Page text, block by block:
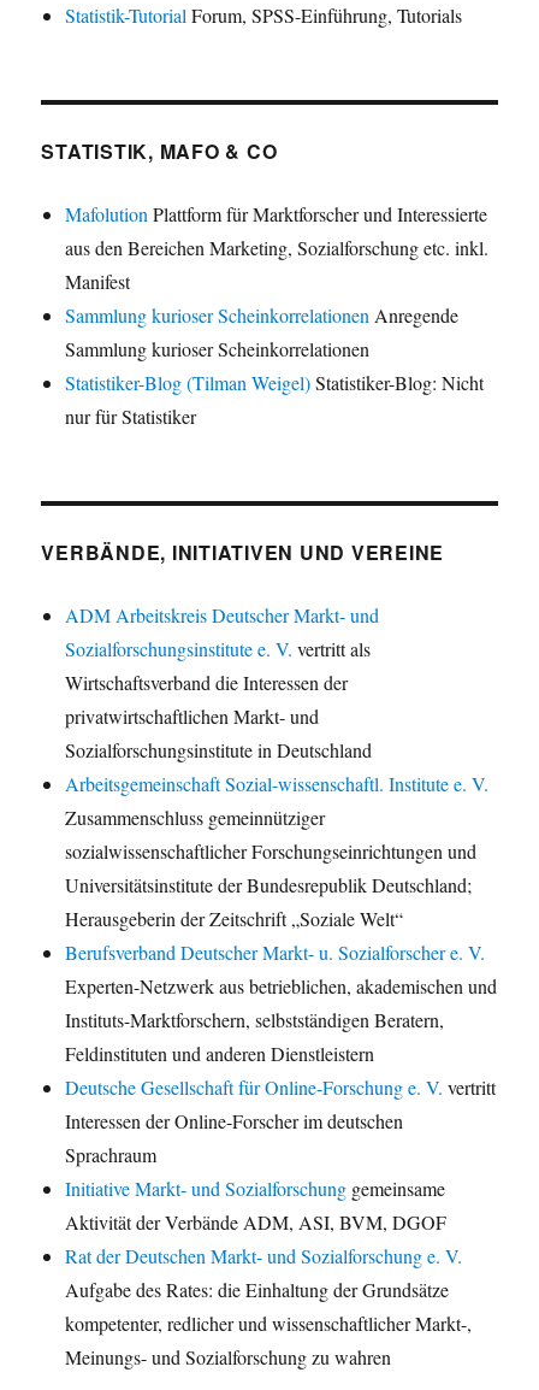
Statistik-Tutorial Forum, SPSS-Einführung, Tutorials
STATISTIK, MAFO & CO
Mafolution Plattform für Marktforscher und Interessierte
aus den Bereichen Marketing, Sozialforschung etc. inkl.
Manifest
Sammlung kurioser Scheinkorrelationen Anregende
Sammlung kurioser Scheinkorrelationen
Statistiker-Blog (Tilman Weigel)Statistiker-Blog: Nicht
nur für Statistiker
VERBÄNDE, INITIATIVEN UND VEREINE
ADM Arbeitskreis Deutscher Markt- und
Sozialforschungsinstitute e. V. vertritt als
Wirtschaftsverband die Interessen der
privatwirtschaftlichen Markt- und
Sozialforschungsinstitute in Deutschland
Arbeitsgemeinschaft Sozial-wissenschaftl. Institute e. V.
Zusammenschluss gemeinnütziger
sozialwissenschaftlicher Forschungseinrichtungen und
Universitätsinstitute der Bundesrepublik Deutschland;
Herausgeberin der Zeitschrift „Soziale Welt“
Berufsverband Deutscher Markt- u. Sozialforscher e. V.
Experten-Netzwerk aus betrieblichen, akademischen und
Instituts-Marktforschern, selbstständigen Beratern,
Feldinstituten und anderen Dienstleistern
Deutsche Gesellschaft für Online-Forschung e. V. vertritt
Interessen der Online-Forscher im deutschen
Sprachraum
Initiative Markt- und Sozialforschung gemeinsame
Aktivität der Verbände ADM, ASI, BVM, DGOF
Rat der Deutschen Markt- und Sozialforschung e. V.
Aufgabe des Rates: die Einhaltung der Grundsätze
kompetenter, redlicher und wissenschaftlicher Markt-,
Meinungs- und Sozialforschung zu wahren